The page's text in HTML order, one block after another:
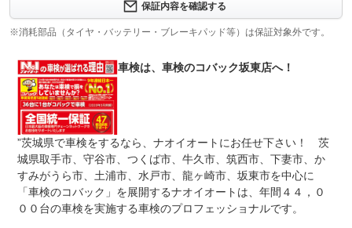
上限金額
免責金 無し
保証修理
受付先
-
法定整備
整備付 法定12ヶ月または法定24ヶ月点検整備付
※車検なし・車検整備付の場合は法定24ヶ月点検整備付
※商用車は6ヶ月または12ヶ月点検整備付
法定整備
について
定期点検整備あり（納車時までに整備実施） 一般整備費
用は車両価格に含みます。
保証内容を確認する
※消耗部品（タイヤ・バッテリー・ブレーキパッド等）は保証対象外です。
車検は、車検のコバック坂東店へ！
”茨城県で車検をするなら、ナオイオートにお任せ下さい！ 茨
城県取手市、守谷市、つくば市、牛久市、筑西市、下妻市、か
すみがうら市、土浦市、水戸市、龍ヶ崎市、坂東市を中心に
「車検のコバック」を展開するナオイオートは、年間４４，０
００台の車検を実施する車検のプロフェッショナルです。